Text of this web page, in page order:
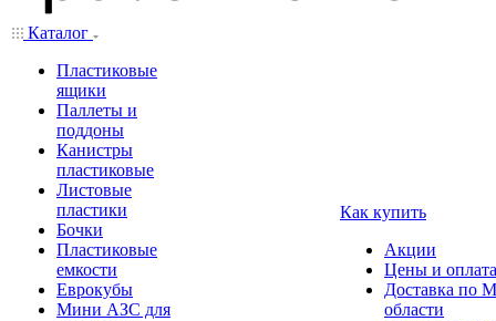
Каталог
Пластиковые
ящики
Паллеты и
поддоны
Канистры
пластиковые
Листовые
пластики
Бочки
Пластиковые
емкости
Еврокубы
Мини АЗС для
Как купить
Акции
Цены и оплата
Доставка по
области